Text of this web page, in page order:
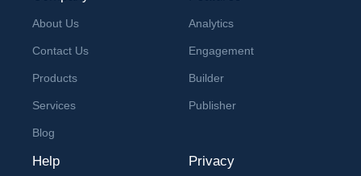
About Us
Contact Us
Products
Services
Blog
Analytics
Engagement
Builder
Publisher
Help Privacy